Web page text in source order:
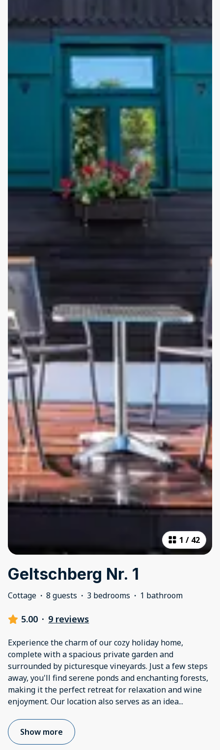
1 / 42
Geltschberg Nr. 1
Cottage · 8 guests · 3 bedrooms · 1 bathroom
5.00 · 9 reviews
Experience the charm of our cozy holiday home,
complete with a spacious private garden and
surrounded by picturesque vineyards. Just a few steps
away, you'll find serene ponds and enchanting forests,
making it the perfect retreat for relaxation and wine
enjoyment. Our location also serves as an idea...
Show more